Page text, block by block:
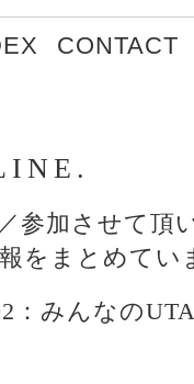
CONTACT
参加させて頂
をまとめてい
：みんなの